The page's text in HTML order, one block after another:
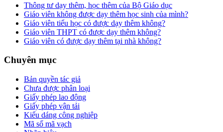
Thông tư dạy thêm, học thêm của Bộ Giáo dục
Giáo viên không được dạy thêm học sinh của mình?
Giáo viên tiểu học có được dạy thêm không?
Giáo viên THPT có được dạy thêm không?
Giáo viên có được dạy thêm tại nhà không?
Chuyên mục
Bản quyền tác giả
Chưa được phân loại
Giấy phép lao động
Giấy phép vận tải
Kiểu dáng công nghiệp
Mã số mã vạch